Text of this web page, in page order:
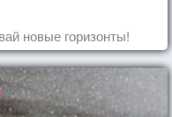
новые горизонты!